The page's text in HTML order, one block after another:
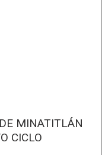
MINATITLÁN
CICLO